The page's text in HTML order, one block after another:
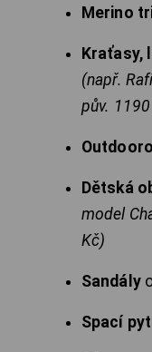
Merino
Kraťasy,
(např.
pův.
Dětská
model
Kč)
Sandály
Spací